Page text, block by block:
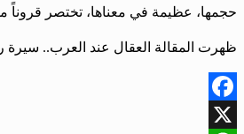
حجمها، عظيمة في معناها، تختصر قروناً
ظهرت المقالة العقال عند العرب.. سيرة
Facebook